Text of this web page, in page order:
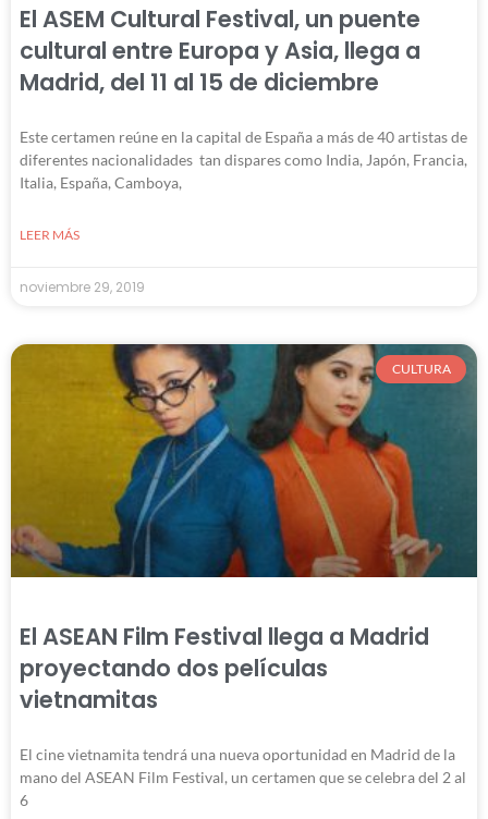
El ASEM Cultural Festival, un puente
cultural entre Europa y Asia, llega a
Madrid, del 11 al 15 de diciembre
Este certamen reúne en la capital de España a más de 40 artistas de
diferentes nacionalidades tan dispares como India, Japón, Francia,
Italia, España, Camboya,
LEER MÁS
noviembre 29, 2019
CULTURA
El ASEAN Film Festival llega a Madrid
proyectando dos películas
vietnamitas
El cine vietnamita tendrá una nueva oportunidad en Madrid de la
mano del ASEAN Film Festival, un certamen que se celebra del 2 al
6